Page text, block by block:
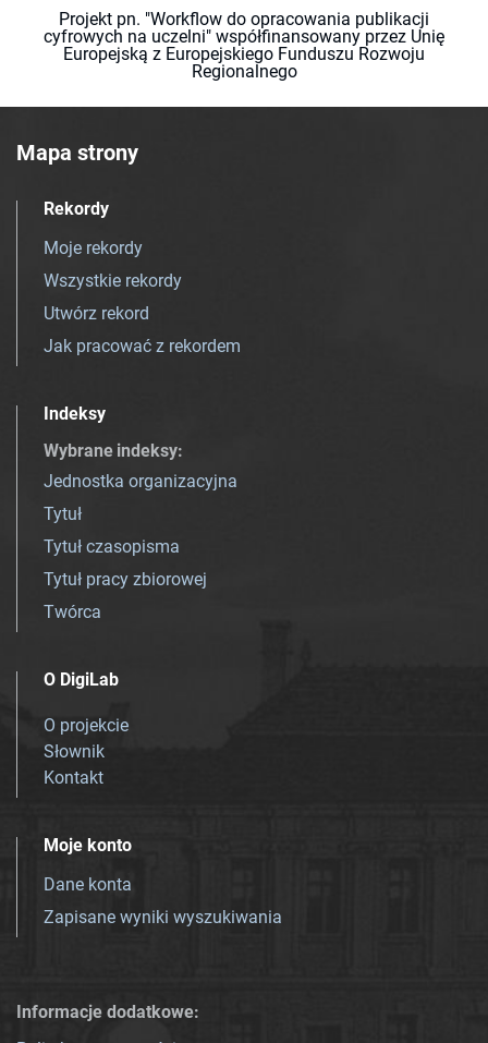
Projekt pn. "Workflow do opracowania publikacji
cyfrowych na uczelni" współfinansowany przez Unię
Europejską z Europejskiego Funduszu Rozwoju
Regionalnego
Mapa strony
Rekordy
Moje rekordy
Wszystkie rekordy
Utwórz rekord
Jak pracować z rekordem
Indeksy
Wybrane indeksy:
Jednostka organizacyjna
Tytuł
Tytuł czasopisma
Tytuł pracy zbiorowej
Twórca
O DigiLab
O projekcie
Słownik
Kontakt
Moje konto
Dane konta
Zapisane wyniki wyszukiwania
Informacje dodatkowe: